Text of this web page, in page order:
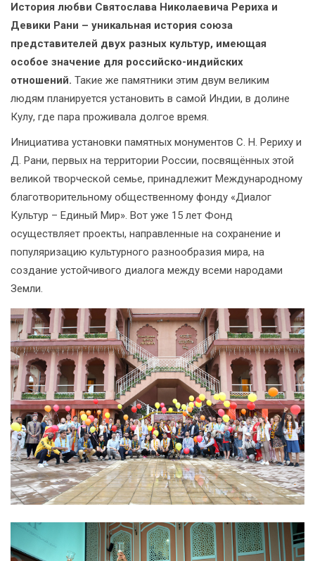
История любви Святослава Николаевича Рериха и
Девики Рани – уникальная история союза
представителей двух разных культур, имеющая
особое значение для российско-индийских
отношений. Такие же памятники этим двум великим
людям планируется установить в самой Индии, в долине
Кулу, где пара проживала долгое время.
Инициатива установки памятных монументов С. Н. Рериху и
Д. Рани, первых на территории России, посвящённых этой
великой творческой семье, принадлежит Международному
благотворительному общественному фонду «Диалог
Культур – Единый Мир». Вот уже 15 лет Фонд
осуществляет проекты, направленные на сохранение и
популяризацию культурного разнообразия мира, на
создание устойчивого диалога между всеми народами
Земли.